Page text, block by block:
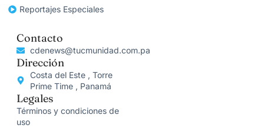
Reportajes Especiales
Contacto
cdenews@tucmunidad.com.pa
Dirección
Costa del Este , Torre
Prime Time , Panamá
Legales
Términos y condiciones de
uso